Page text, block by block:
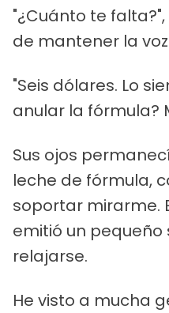
"¿Cuánto te
de mantener la
"Seis dólares. Lo
anular la fórmula?
Sus ojos
leche de fórmula,
soportar mirarme.
emitió un pequeño
relajarse.
He visto a mucha